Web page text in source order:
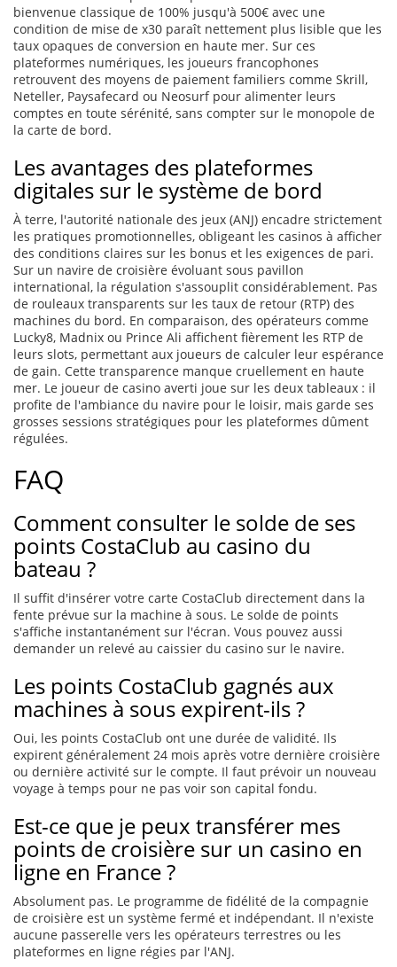
bienvenue classique de 100% jusqu'à 500€ avec une
condition de mise de x30 paraît nettement plus lisible que les
taux opaques de conversion en haute mer. Sur ces
plateformes numériques, les joueurs francophones
retrouvent des moyens de paiement familiers comme Skrill,
Neteller, Paysafecard ou Neosurf pour alimenter leurs
comptes en toute sérénité, sans compter sur le monopole de
la carte de bord.
Les avantages des plateformes
digitales sur le système de bord
À terre, l'autorité nationale des jeux (ANJ) encadre strictement
les pratiques promotionnelles, obligeant les casinos à afficher
des conditions claires sur les bonus et les exigences de pari.
Sur un navire de croisière évoluant sous pavillon
international, la régulation s'assouplit considérablement. Pas
de rouleaux transparents sur les taux de retour (RTP) des
machines du bord. En comparaison, des opérateurs comme
Lucky8, Madnix ou Prince Ali affichent fièrement les RTP de
leurs slots, permettant aux joueurs de calculer leur espérance
de gain. Cette transparence manque cruellement en haute
mer. Le joueur de casino averti joue sur les deux tableaux : il
profite de l'ambiance du navire pour le loisir, mais garde ses
grosses sessions stratégiques pour les plateformes dûment
régulées.
FAQ
Comment consulter le solde de ses
points CostaClub au casino du
bateau ?
Il suffit d'insérer votre carte CostaClub directement dans la
fente prévue sur la machine à sous. Le solde de points
s'affiche instantanément sur l'écran. Vous pouvez aussi
demander un relevé au caissier du casino sur le navire.
Les points CostaClub gagnés aux
machines à sous expirent-ils ?
Oui, les points CostaClub ont une durée de validité. Ils
expirent généralement 24 mois après votre dernière croisière
ou dernière activité sur le compte. Il faut prévoir un nouveau
voyage à temps pour ne pas voir son capital fondu.
Est-ce que je peux transférer mes
points de croisière sur un casino en
ligne en France ?
Absolument pas. Le programme de fidélité de la compagnie
de croisière est un système fermé et indépendant. Il n'existe
aucune passerelle vers les opérateurs terrestres ou les
plateformes en ligne régies par l'ANJ.